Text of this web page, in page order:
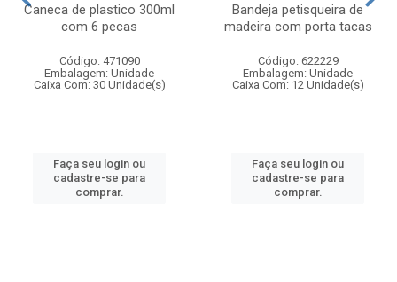
Caneca de plastico 300ml
com 6 pecas
Código: 471090
Embalagem: Unidade
Caixa Com: 30 Unidade(s)
Faça seu login ou
cadastre-se para
comprar.
Bandeja petisqueira de
madeira com porta tacas
Código: 622229
Embalagem: Unidade
Caixa Com: 12 Unidade(s)
Faça seu login ou
cadastre-se para
comprar.